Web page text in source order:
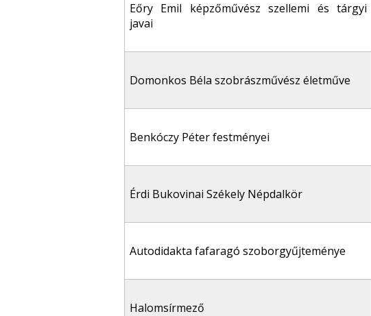
Eőry Emil képzőművész szellemi és tárgyi
javai
Domonkos Béla szobrászművész életműve
Benkóczy Péter festményei
Érdi Bukovinai Székely Népdalkör
Autodidakta fafaragó szoborgyűjteménye
Halomsírmező